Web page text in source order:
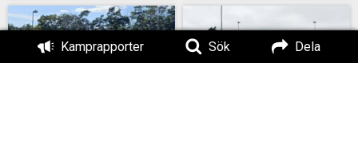
Kamprapporter Sök Dela